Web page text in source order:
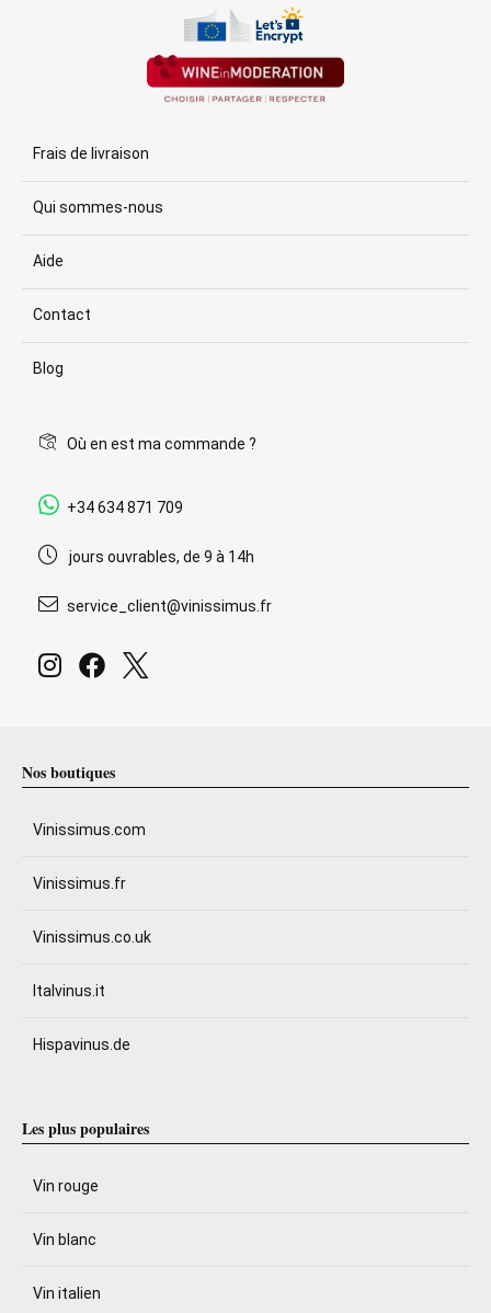
Frais de livraison
Qui sommes-nous
Aide
Contact
Blog
Où en est ma commande ?
+34 634 871 709
jours ouvrables, de 9 à 14h
service_client@vinissimus.fr
Nos boutiques
Vinissimus.com
Vinissimus.fr
Vinissimus.co.uk
Italvinus.it
Hispavinus.de
Les plus populaires
Vin rouge
Vin blanc
Vin italien